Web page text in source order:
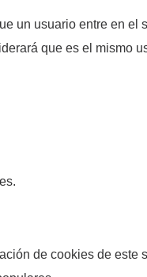
un usuario entre en
que es el
de cookies de